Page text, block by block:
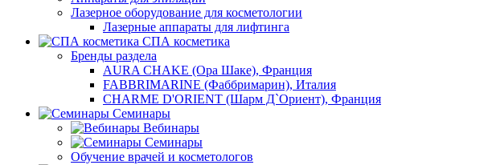
Лазерное оборудование для косметологии
Лазерные аппараты для лифтинга
СПА косметика
Бренды раздела
AURA CHAKE (Ора Шаке), Франция
FABBRIMARINE (Фаббримарин), Италия
CHARME D'ORIENT (Шарм Д`Ориент), Франция
Семинары
Вебинары
Семинары
Обучение врачей и косметологов